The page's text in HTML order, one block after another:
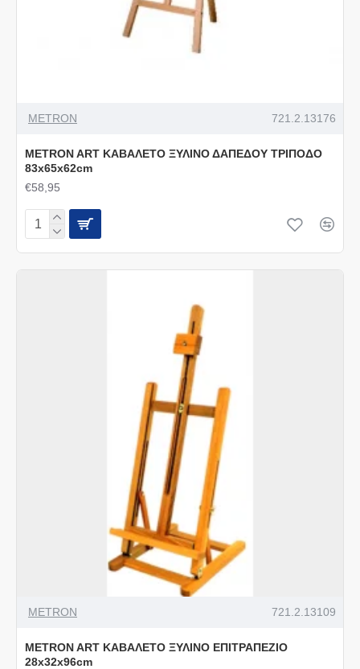
METRON 721.2.13176
METRON ART ΚΑΒΑΛΕΤΟ ΞΥΛΙΝΟ ΔΑΠΕΔΟΥ ΤΡΙΠΟΔΟ
83x65x62cm
€58,95
METRON 721.2.13109
METRON ART ΚΑΒΑΛΕΤΟ ΞΥΛΙΝΟ ΕΠΙΤΡΑΠΕΖΙΟ
28x32x96cm